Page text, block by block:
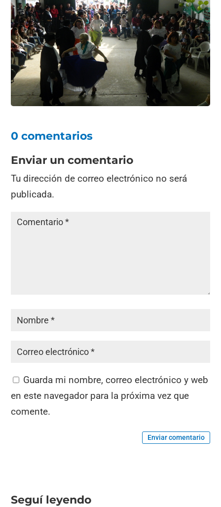
0 comentarios
Enviar un comentario
Tu dirección de correo electrónico no será
publicada.
Guarda mi nombre, correo electrónico y web
en este navegador para la próxima vez que
comente.
Enviar comentario
Seguí leyendo